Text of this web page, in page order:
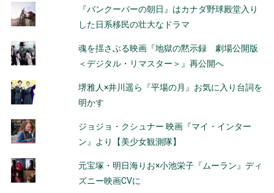
『バンクーバーの朝日』はカナダ野球殿堂入り
した日系移民の壮大なドラマ
魂を揺さぶる映画『地獄の黙示録 劇場公開版
＜デジタル・リマスター＞』再公開へ
堺雅人×井川遥ら『平場の月』お気に入り台詞を
明かす
ジョジョ・クシュナー 映画『マイ・インター
ン』より【美少女観測隊】
元宝塚・明日海りお×小池栄子『ムーラン』ディ
ズニー映画CVに